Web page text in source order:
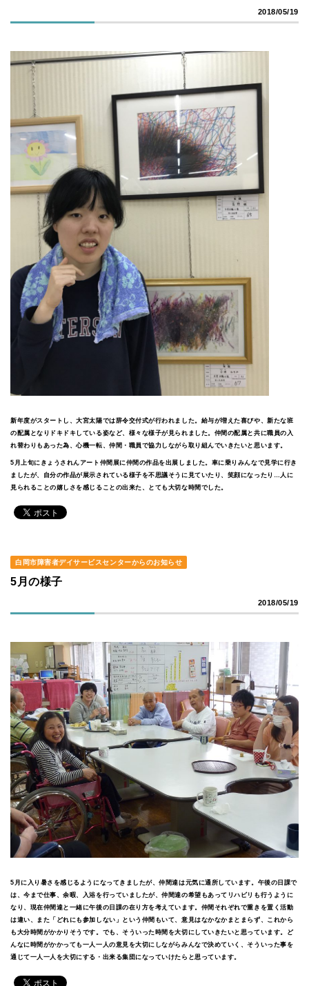
2018/05/19
新年度がスタートし、大宮太陽では辞令交付式が行われました。給与が増えた喜びや、新たな班
の配属となりドキドキしている姿など、様々な様子が見られました。仲間の配属と共に職員の入
れ替わりもあった為、心機一転、仲間・職員で協力しながら取り組んでいきたいと思います。
5月上旬にきょうされんアート仲間展に仲間の作品を出展しました。車に乗りみんなで見学に行き
ましたが、自分の作品が展示されている様子を不思議そうに見ていたり、笑顔になったり…人に
見られることの嬉しさを感じることの出来た、とても大切な時間でした。
白岡市障害者デイサービスセンターからのお知らせ
5月の様子
2018/05/19
5月に入り暑さを感じるようになってきましたが、仲間達は元気に通所しています。午後の日課で
は、今まで仕事、余暇、入浴を行っていましたが、仲間達の希望もあってリハビリも行うように
なり、現在仲間達と一緒に午後の日課の在り方を考えています。仲間それぞれで重きを置く活動
は違い、また「どれにも参加しない」という仲間もいて、意見はなかなかまとまらず、これから
も大分時間がかかりそうです。でも、そういった時間を大切にしていきたいと思っています。ど
んなに時間がかかっても一人一人の意見を大切にしながらみんなで決めていく、そういった事を
通じて一人一人を大切にする・出来る集団になっていけたらと思っています。